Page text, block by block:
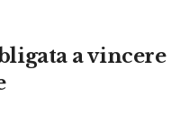
a vincere